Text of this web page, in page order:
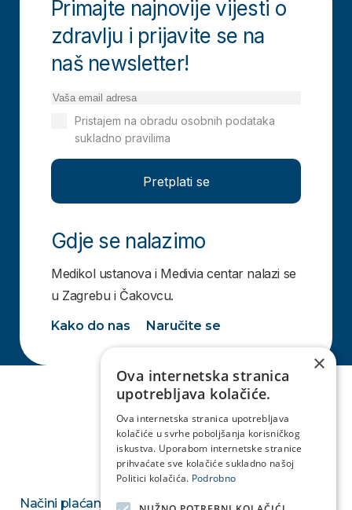
Primajte najnovije vijesti o
zdravlju i prijavite se na
naš newsletter!
Pretplati se
Pristajem na obradu osobnih podataka
sukladno pravilima
Gdje se nalazimo
Medikol ustanova i Medivia centar nalazi se
u Zagrebu i Čakovcu.
Kako do nas Naručite se
Načini plaćanja
×
Ova internetska stranica
upotrebljava kolačiće.
Ova internetska stranica upotrebljava
kolačiće u svrhe poboljšanja korisničkog
iskustva. Uporabom internetske stranice
prihvaćate sve kolačiće sukladno našoj
Politici kolačića. Podrobno